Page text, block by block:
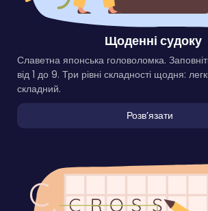
Щоденні судоку
Славетна японська головоломка.
від 1 до 9. Три рівні складності щодня:
складний.
Розвʼязати